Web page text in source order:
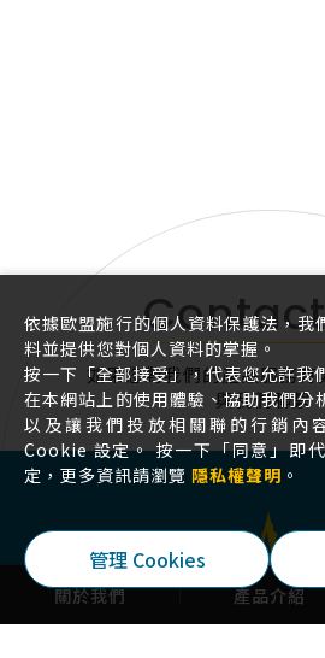
Copyright 2026 © 久隆機械
Reserved.網頁設計 by 覺醒
如果您對我們的產品服務
與我們聯繫 !
關於我們 產品介紹
依據歐盟施行的個人資料保護法，我
料並提供您對個人資料的掌握。
按一下「全部接受」，代表您允許
在本網站上的使用體驗、協助我們分
以及讓我們投放相關聯的行銷內
Cookie 設定。 按一下「同意」即
定，更多資訊請瀏覽 隱私權聲明 。
管理 Cookies